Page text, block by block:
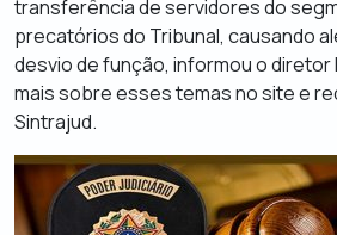
transferência de servidores do
precatórios do Tribunal, causando
desvio de função, informou o
mais sobre esses temas no site e
Sintrajud.